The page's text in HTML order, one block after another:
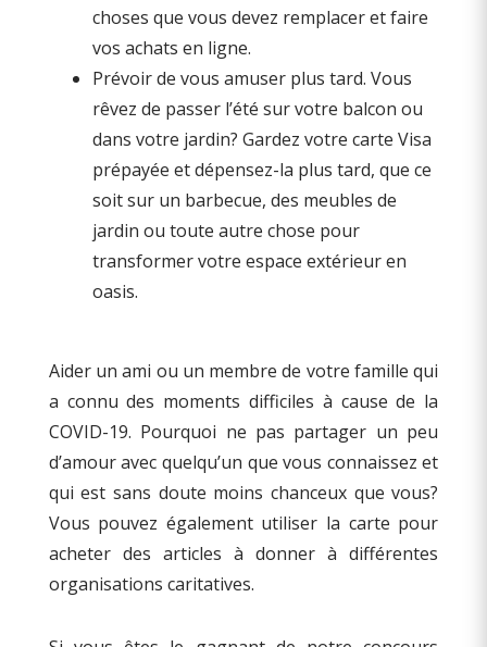
choses que vous devez remplacer et faire
vos achats en ligne.
Prévoir de vous amuser plus tard. Vous
rêvez de passer l’été sur votre balcon ou
dans votre jardin? Gardez votre carte Visa
prépayée et dépensez-la plus tard, que ce
soit sur un barbecue, des meubles de
jardin ou toute autre chose pour
transformer votre espace extérieur en
oasis.
Aider un ami ou un membre de votre famille qui
a connu des moments difficiles à cause de la
COVID-19. Pourquoi ne pas partager un peu
d’amour avec quelqu’un que vous connaissez et
qui est sans doute moins chanceux que vous?
Vous pouvez également utiliser la carte pour
acheter des articles à donner à différentes
organisations caritatives.